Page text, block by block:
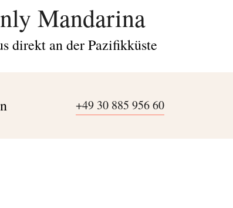
Mandarina
direkt an der Pazifikküste
+49 30 885 956 60